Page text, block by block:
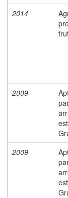
2014
2009
2009